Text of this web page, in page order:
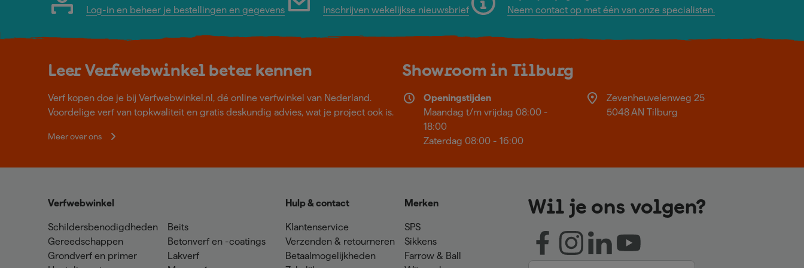
Log-in en beheer je bestellingen en gegevens
Inschrijven wekelijkse nieuwsbrief
Neem contact op met één van onze specialisten.
Leer Verfwebwinkel beter kennen
Verf kopen doe je bij Verfwebwinkel.nl, dé online verfwinkel van Nederland.
Voordelige verf van topkwaliteit en gratis deskundig advies, wat je project ook is.
Meer over ons
Showroom in Tilburg
Openingstijden
Maandag t/m vrijdag 08:00 -
18:00
Zaterdag 08:00 - 16:00
Zevenheuvelenweg 25
5048 AN Tilburg
Verfwebwinkel
Schildersbenodigdheden
Gereedschappen
Grondverf en primer
Beits
Betonverf en -coatings
Lakverf
Hulp & contact
Klantenservice
Verzenden & retourneren
Betaalmogelijkheden
Merken
SPS
Sikkens
Farrow & Ball
Wil je ons volgen?